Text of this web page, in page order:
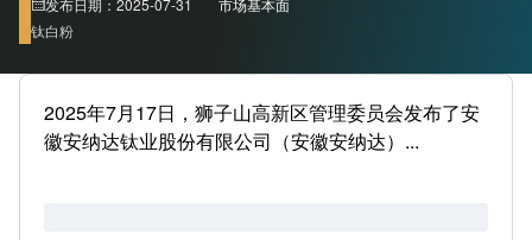
发布日期：2025-07-31
市场基本面
钛白粉
2025年7月17日，狮子山高新区管理委员会发布了安
徽安纳达钛业股份有限公司（安徽安纳达）...